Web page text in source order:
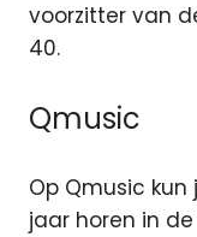
voorzitter van
40.
Qmusic
Op Qmusic
jaar horen in de